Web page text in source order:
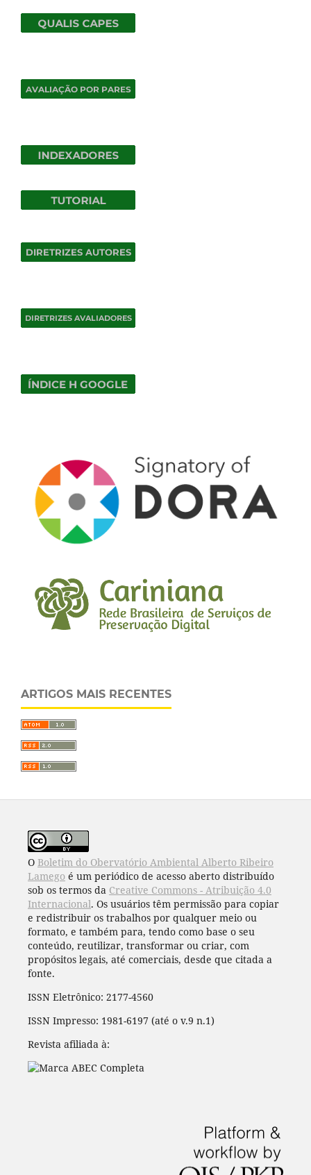
ARTIGOS MAIS RECENTES
O Boletim do Obervatório Ambiental Alberto Ribeiro
Lamego é um periódico de acesso aberto distribuído
sob os termos da Creative Commons - Atribuição 4.0
Internacional. Os usuários têm permissão para copiar
e redistribuir os trabalhos por qualquer meio ou
formato, e também para, tendo como base o seu
conteúdo, reutilizar, transformar ou criar, com
propósitos legais, até comerciais, desde que citada a
fonte.
ISSN Eletrônico: 2177-4560
ISSN Impresso: 1981-6197 (até o v.9 n.1)
Revista afiliada à: